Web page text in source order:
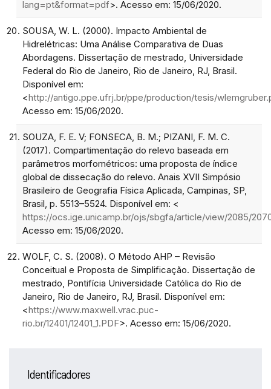
lang=pt&format=pdf>. Acesso em: 15/06/2020.
SOUSA, W. L. (2000). Impacto Ambiental de
Hidrelétricas: Uma Análise Comparativa de Duas
Abordagens. Dissertação de mestrado, Universidade
Federal do Rio de Janeiro, Rio de Janeiro, RJ, Brasil.
Disponível em:
<http://antigo.ppe.ufrj.br/ppe/production/tesis/
Acesso em: 15/06/2020.
SOUZA, F. E. V; FONSECA, B. M.; PIZANI, F. M. C.
(2017). Compartimentação do relevo baseada em
parâmetros morfométricos: uma proposta de índice
global de dissecação do relevo. Anais XVII Simpósio
Brasileiro de Geografia Física Aplicada, Campinas, SP,
Brasil, p. 5513–5524. Disponível em: <
https://ocs.ige.unicamp.br/ojs/sbgfa/article/view/2085/
Acesso em: 15/06/2020.
WOLF, C. S. (2008). O Método AHP – Revisão
Conceitual e Proposta de Simplificação. Dissertação de
mestrado, Pontifícia Universidade Católica do Rio de
Janeiro, Rio de Janeiro, RJ, Brasil. Disponível em:
<https://www.maxwell.vrac.puc-
rio.br/12401/12401_1.PDF>. Acesso em: 15/06/2020.
Identificadores